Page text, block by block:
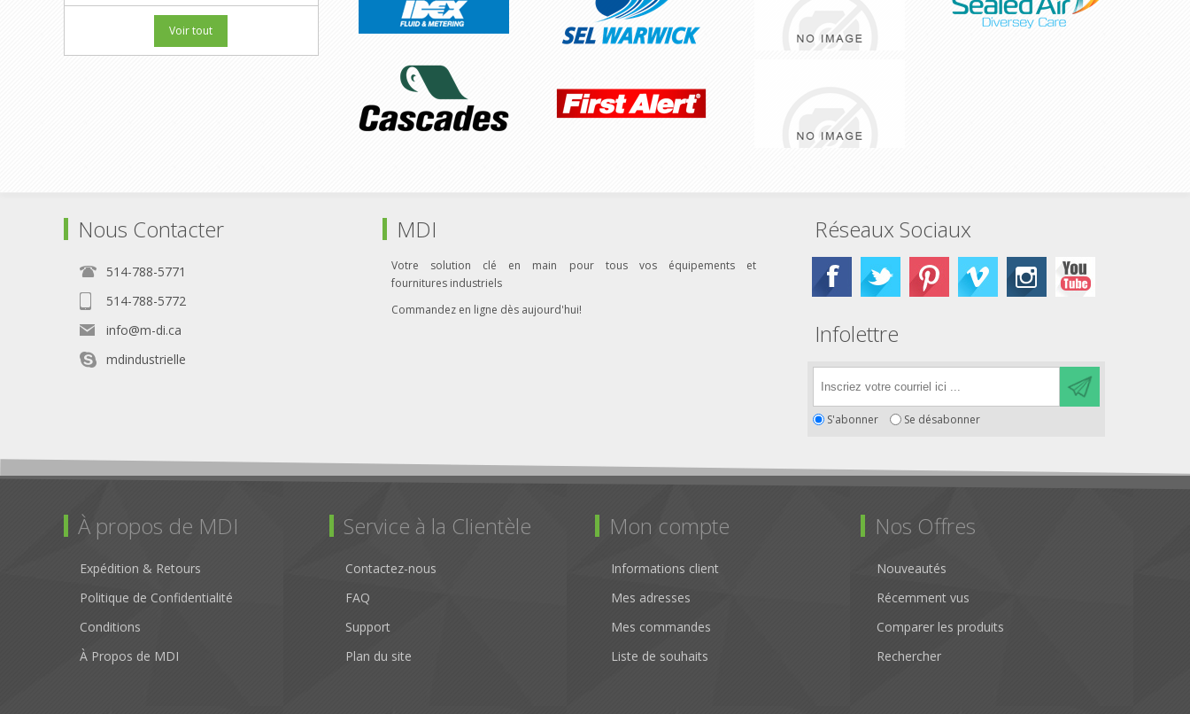
Voir tout
Nous Contacter
514-788-5771
514-788-5772
info@m-di.ca
mdindustrielle
MDI
Votre solution clé en main pour tous vos équipements et
fournitures industriels
Commandez en ligne dès aujourd'hui!
Réseaux Sociaux
Infolettre
S'abonner Se désabonner
À propos de MDI
Expédition & Retours
Politique de Confidentialité
Conditions
À Propos de MDI
Service à la Clientèle
Contactez-nous
FAQ
Support
Plan du site
Mon compte
Informations client
Mes adresses
Mes commandes
Liste de souhaits
Nos Offres
Nouveautés
Récemment vus
Comparer les produits
Rechercher